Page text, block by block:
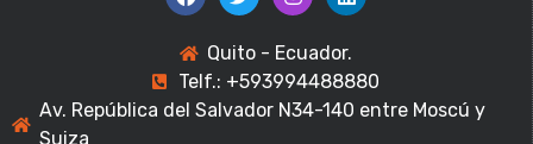
Quito - Ecuador.
Telf.: +593994488880
Av. República del Salvador N34-140 entre Moscú y
Suiza